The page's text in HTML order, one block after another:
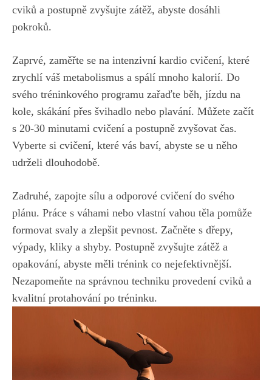
cviků​ a postupně zvyšujte zátěž, abyste ⁣dosáhli
pokroků.
Zaprvé, ‍zaměřte‍ se na⁣ intenzivní kardio cvičení, které
‌zrychlí váš metabolismus a spálí ‍mnoho kalorií. Do
svého tréninkového programu zařaďte běh, jízdu na
⁣kole, skákání přes švihadlo nebo⁣ plavání. Můžete začít​
s 20-30 minutami cvičení a postupně zvyšovat‍ čas.
Vyberte si cvičení, které vás baví, abyste se u něho⁣
udrželi dlouhodobě.
Zadruhé,‍ zapojte sílu‌ a odporové ⁢cvičení do svého
plánu. Práce s ⁤váhami nebo vlastní ⁤vahou těla pomůže
formovat svaly a zlepšit pevnost. Začněte s dřepy,
výpady, kliky a‌ shyby. Postupně ‌zvyšujte ⁤zátěž ​a
opakování, abyste měli trénink co nejefektivnější.
Nezapomeňte na ‌správnou techniku provedení cviků a
kvalitní protahování po ⁤tréninku.